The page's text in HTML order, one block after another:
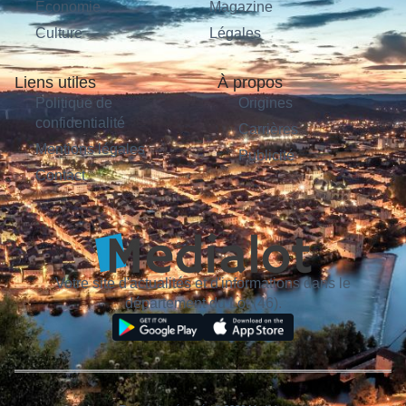
Économie
Culture
Magazine
Légales
Liens utiles
Politique de
confidentialité
Mentions légales
Contact
À propos
Origines
Carrières
Publicité
Votre site d'actualités et d'informations dans le
département du Lot (46).